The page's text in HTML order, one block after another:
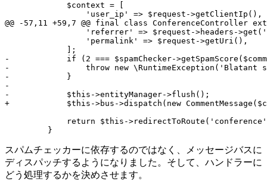
             $context = [
                 'user_ip' => $request->getClientIp(),
@@ -57,11 +59,7 @@ final class ConferenceController
'referrer' => $request->headers-
                 'permalink' => $request->getUri(),
-            if (2 === $spamChecker-
-                throw new \RuntimeException('Blatant
-            }
-
-            $this->entityManager->flush();
+            $this->bus->dispatch(new
return $this-
         }
スパムチェッカーに依存するのではなく、メッセージバスに
ディスパッチするようになりました。そして、ハンドラーに
どう処理するかを決めさせます。